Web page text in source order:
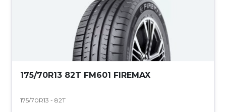
175/70R13 82T FM601 FIREMAX
175/70R13 - 82T